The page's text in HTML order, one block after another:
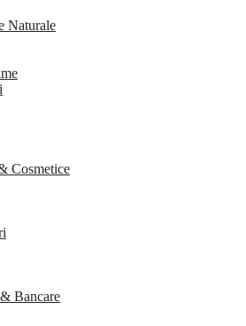
Naturale
Cosmetice
Bancare